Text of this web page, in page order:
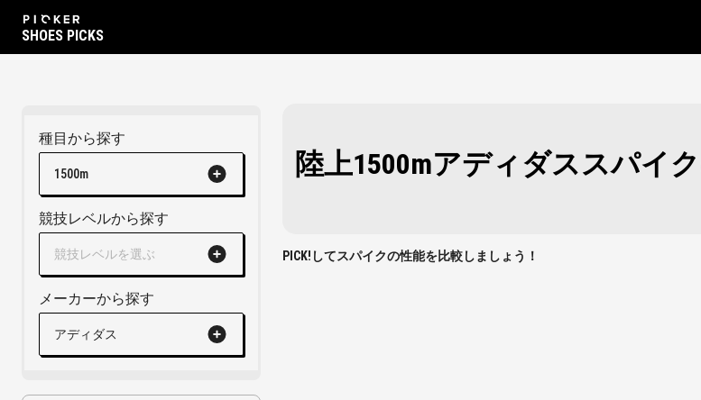
SHOES PICKS
種目から探す
1500m
競技レベルから探す
競技レベルを選ぶ
メーカーから探す
アディダス
陸上1500mアディダススパイ
PICK!してスパイクの性能を比較しましょう！